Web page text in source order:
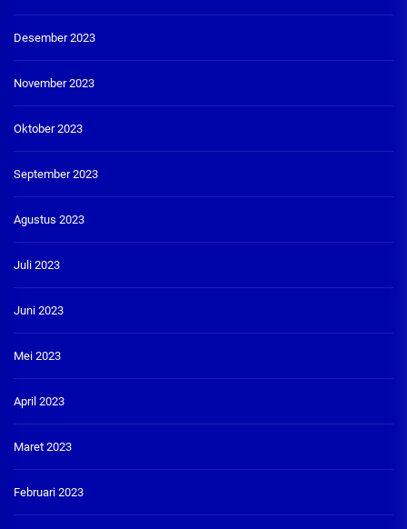
Desember 2023
November 2023
Oktober 2023
September 2023
Agustus 2023
Juli 2023
Juni 2023
Mei 2023
April 2023
Maret 2023
Februari 2023